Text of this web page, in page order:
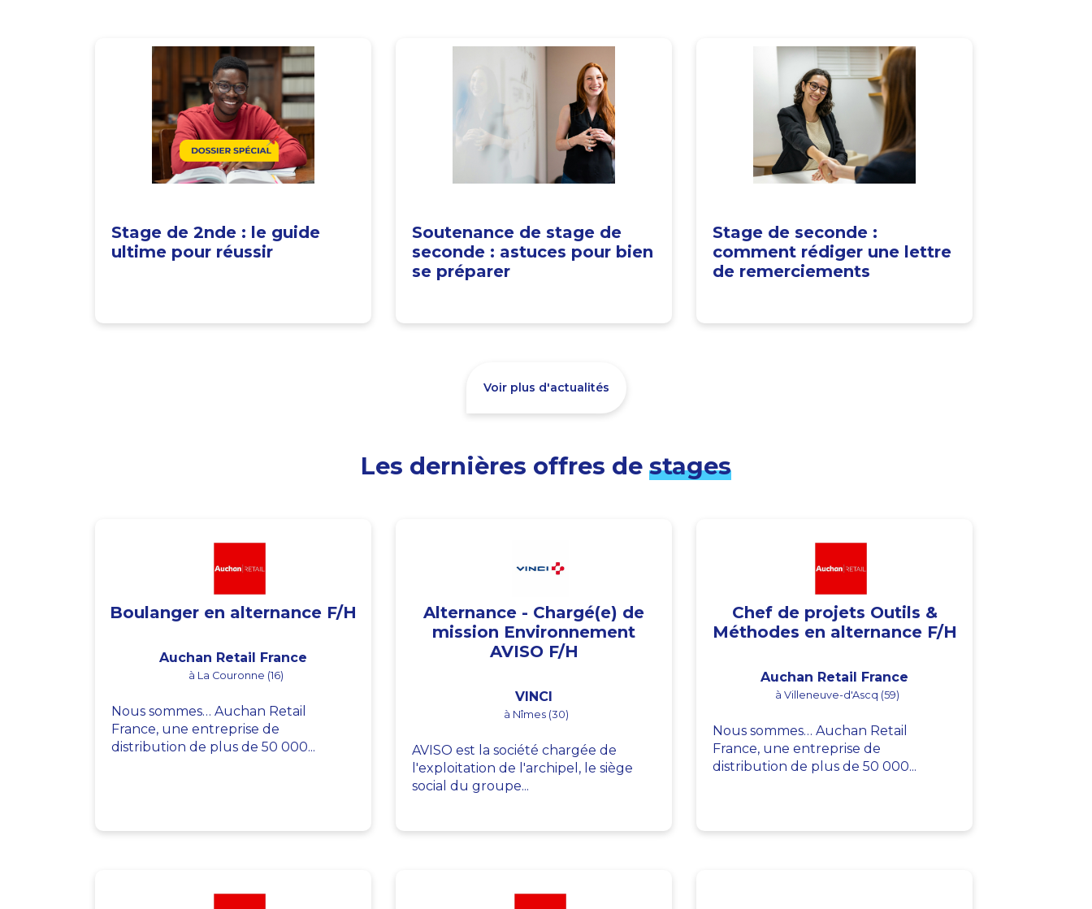
Stage de 2nde : le guide
ultime pour réussir
Soutenance de stage de
seconde : astuces pour bien
se préparer
Stage de seconde :
comment rédiger une lettre
de remerciements
Voir plus d'actualités
Les dernières offres de stages
Boulanger en alternance F/H
Auchan Retail France
à La Couronne (16)
Nous sommes… Auchan Retail
France, une entreprise de
distribution de plus de 50 000...
Alternance - Chargé(e) de
mission Environnement
AVISO F/H
VINCI
à Nîmes (30)
AVISO est la société chargée de
l'exploitation de l'archipel, le siège
social du groupe...
Chef de projets Outils &
Méthodes en alternance F/H
Auchan Retail France
à Villeneuve-d'Ascq (59)
Nous sommes… Auchan Retail
France, une entreprise de
distribution de plus de 50 000...